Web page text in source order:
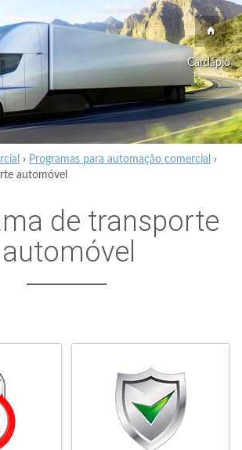
Cardápio
› Programas para automação comercial
›
automóvel
de transporte
automóvel